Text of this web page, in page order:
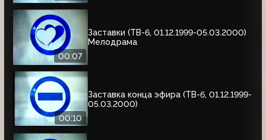
00:07
Заставки (ТВ-6, 01.12.1999-05.03.2000)
Мелодрама
00:10
Заставка конца эфира (ТВ-6, 01.12.1999-
05.03.2000)